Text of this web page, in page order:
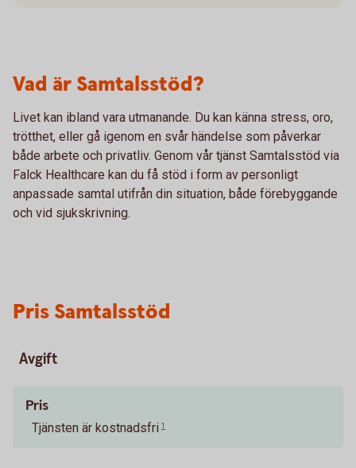
Vad är Samtalsstöd?
Livet kan ibland vara utmanande. Du kan känna stress, oro,
trötthet, eller gå igenom en svår händelse som påverkar
både arbete och privatliv. Genom vår tjänst Samtalsstöd via
Falck Healthcare kan du få stöd i form av personligt
anpassade samtal utifrån din situation, både förebyggande
och vid sjukskrivning.
Pris Samtalsstöd
Avgift
Pris
Tjänsten är kostnadsfri 1